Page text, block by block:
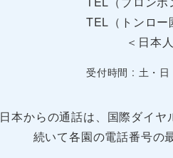
TEL（トンロ
＜日本
受付時間 : 土・
日本からの通話は、国際ダイヤ
続いて各園の電話番号の